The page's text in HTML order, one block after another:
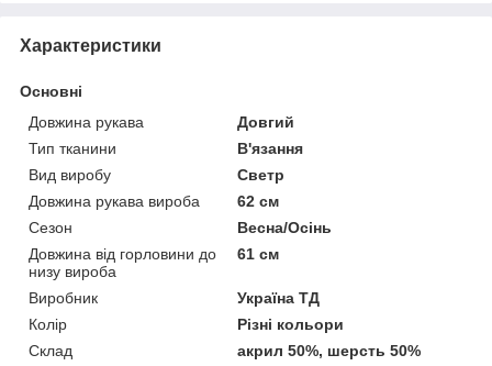
Характеристики
Основні
Довжина рукава
Довгий
Тип тканини
В'язання
Вид виробу
Светр
Довжина рукава вироба
62 см
Сезон
Весна/Осінь
Довжина від горловини до
низу вироба
61 см
Виробник
Україна ТД
Колір
Різні кольори
Склад
акрил 50%, шерсть 50%